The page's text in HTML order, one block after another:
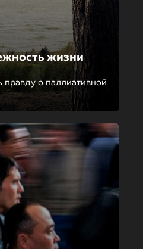
жизни
правду о паллиативной